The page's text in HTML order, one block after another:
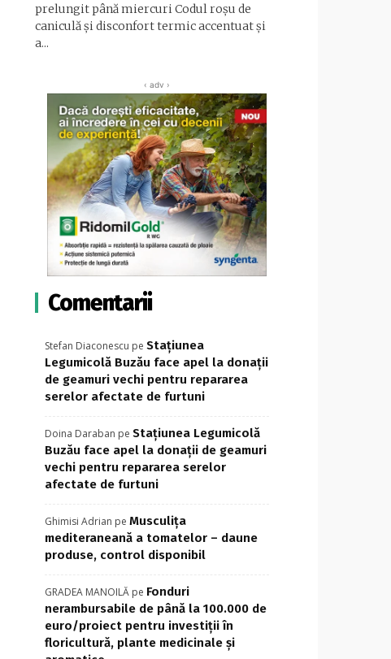
prelungit până miercuri Codul roşu de
caniculă şi disconfort termic accentuat şi
a...
‹ adv ›
Comentarii
Stefan Diaconescu pe Stațiunea
Legumicolă Buzău face apel la donații
de geamuri vechi pentru repararea
serelor afectate de furtuni
Doina Daraban pe Stațiunea Legumicolă
Buzău face apel la donații de geamuri
vechi pentru repararea serelor
afectate de furtuni
Ghimisi Adrian pe Musculița
mediteraneană a tomatelor – daune
produse, control disponibil
GRADEA MANOILĂ pe Fonduri
nerambursabile de până la 100.000 de
euro/proiect pentru investiţii în
floricultură, plante medicinale şi